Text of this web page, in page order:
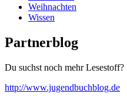
Weihnachten
Wissen
Partnerblog
Du suchst noch mehr Lesestoff?
http://www.jugendbuchblog.de